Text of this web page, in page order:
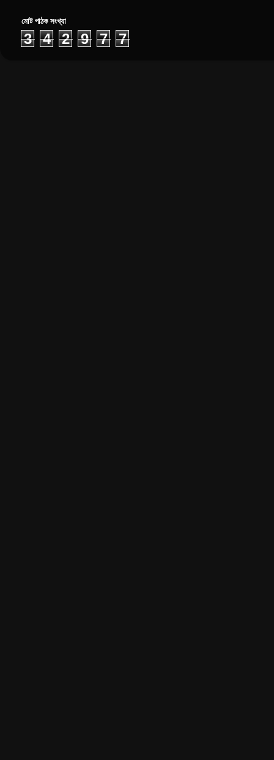
মোট পাঠক সংখ্যা
3 4 2 9 7 7